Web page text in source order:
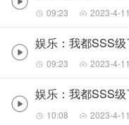
09:23 2023-4-11
09:23 2023-4-11
10:08 2023-4-11